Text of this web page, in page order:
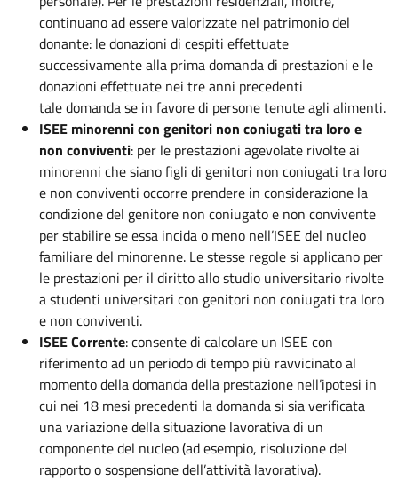
continuano ad essere valorizzate nel patrimonio del
donante: le donazioni di cespiti effettuate
successivamente alla prima domanda di prestazioni e le
donazioni effettuate nei tre anni precedenti
tale domanda se in favore di persone tenute agli alimenti.
ISEE minorenni con genitori non coniugati tra loro e
non conviventi: per le prestazioni agevolate rivolte ai
minorenni che siano figli di genitori non coniugati tra loro
e non conviventi occorre prendere in considerazione la
condizione del genitore non coniugato e non convivente
per stabilire se essa incida o meno nell’ISEE del nucleo
familiare del minorenne. Le stesse regole si applicano per
le prestazioni per il diritto allo studio universitario rivolte
a studenti universitari con genitori non coniugati tra loro
e non conviventi.
ISEE Corrente: consente di calcolare un ISEE con
riferimento ad un periodo di tempo più ravvicinato al
momento della domanda della prestazione nell’ipotesi in
cui nei 18 mesi precedenti la domanda si sia verificata
una variazione della situazione lavorativa di un
componente del nucleo (ad esempio, risoluzione del
rapporto o sospensione dell’attività lavorativa).